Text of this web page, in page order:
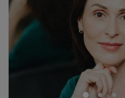
Freitag
Samstag
Sonntag
Du möchtest deine natürliche
und dir und deiner Haut
tun? Dann schau auf jeden
´Art in der Hüttenstraße 102